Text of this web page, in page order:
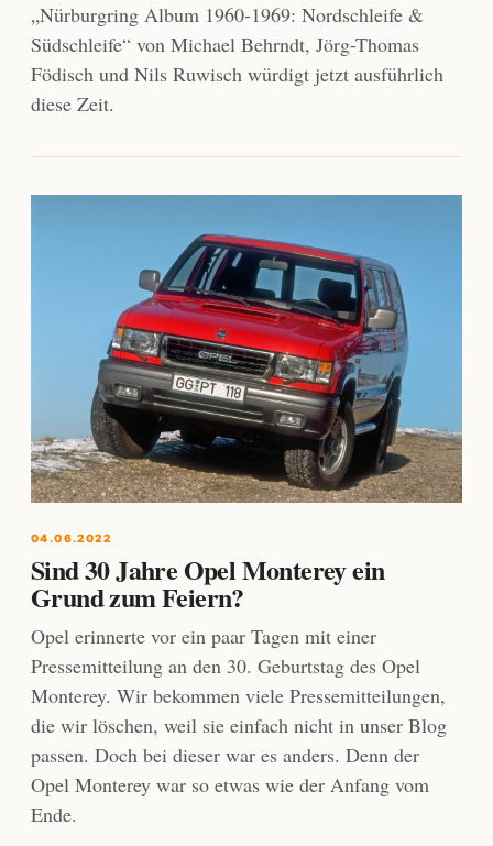
„Nürburgring Album 1960-1969: Nordschleife &
Südschleife“ von Michael Behrndt, Jörg-Thomas
Födisch und Nils Ruwisch würdigt jetzt ausführlich
diese Zeit.
04.06.2022
Sind 30 Jahre Opel Monterey ein
Grund zum Feiern?
Opel erinnerte vor ein paar Tagen mit einer
Pressemitteilung an den 30. Geburtstag des Opel
Monterey. Wir bekommen viele Pressemitteilungen,
die wir löschen, weil sie einfach nicht in unser Blog
passen. Doch bei dieser war es anders. Denn der
Opel Monterey war so etwas wie der Anfang vom
Ende.